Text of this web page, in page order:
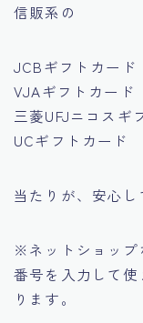
信販系の
JCBギフトカード
VJAギフトカード
三菱UFJニコスギ
UCギフトカード
当たりが、安心し
※ネットショップ
番号を入力して
ります。